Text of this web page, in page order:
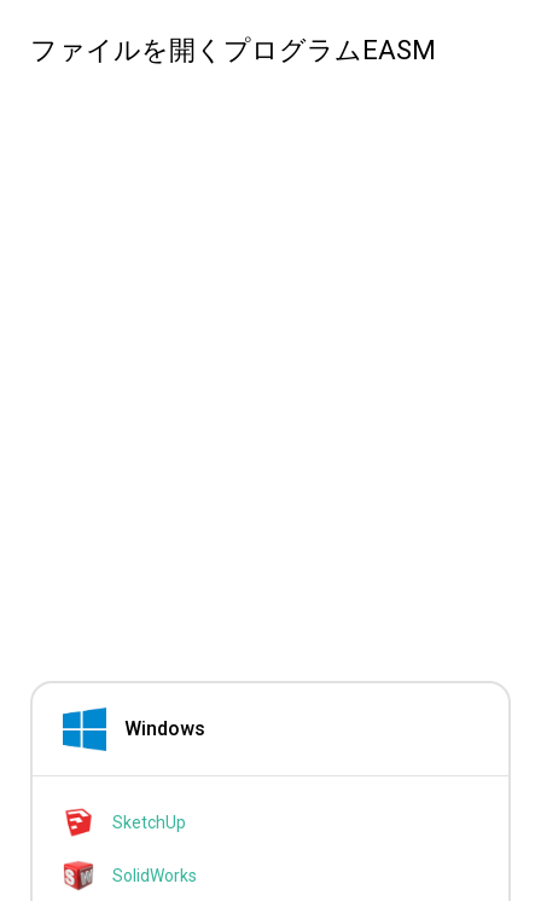
ファイルを開くプログラムEASM
Windows
SketchUp
SolidWorks